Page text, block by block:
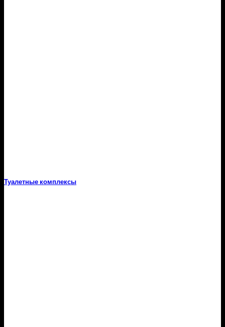
Туалетные комплексы